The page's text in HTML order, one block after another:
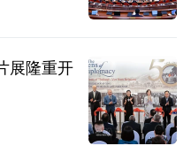
展隆重开